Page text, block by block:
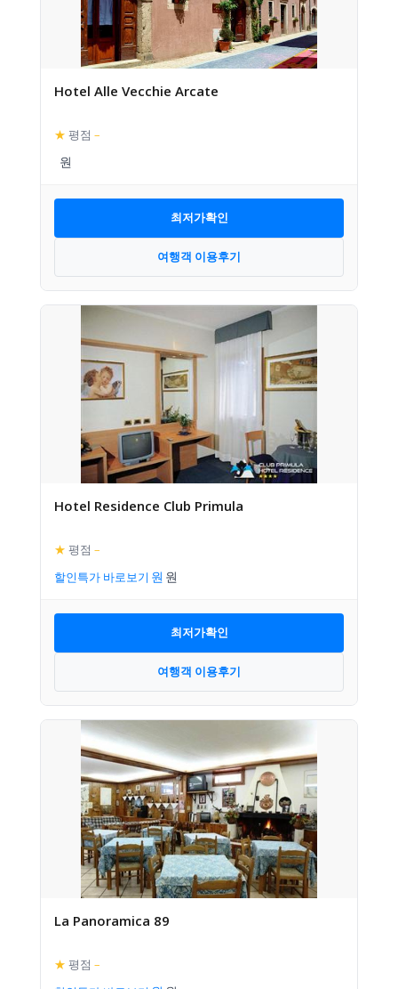
Hotel Alle Vecchie Arcate
★ 평점 –
최저가확인
여행객 이용후기
Hotel Residence Club Primula
★ 평점 –
할인특가 바로보기
최저가확인
여행객 이용후기
La Panoramica 89
★ 평점 –